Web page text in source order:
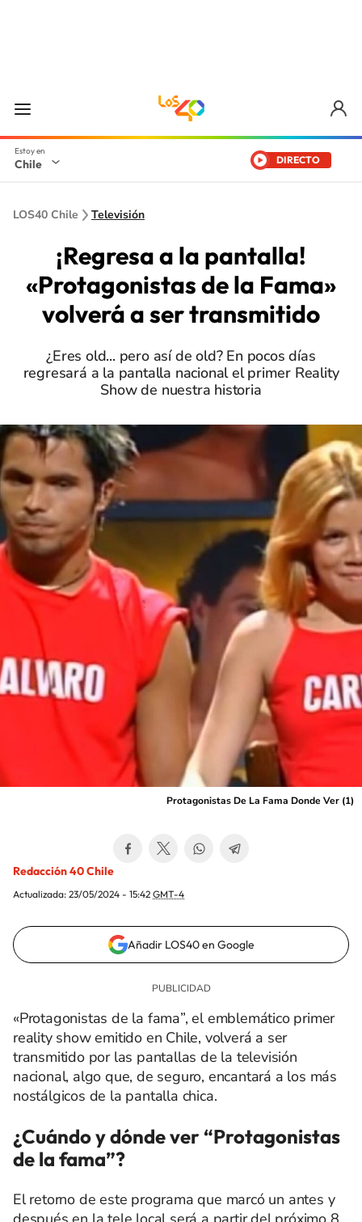
Chile DIRECTO
LOS40 Chile Televisión
¡Regresa a la pantalla!
«Protagonistas de la Fama»
volverá a ser transmitido
¿Eres old... pero así de old? En pocos días
regresará a la pantalla nacional el primer Reality
Show de nuestra historia
Protagonistas De La Fama Donde Ver (1)
Redacción 40 Chile
Actualizada: 23/05/2024 - 15:42 GMT-4
Añadir LOS40 en Google
«Protagonistas de la fama”, el emblemático primer
reality show emitido en Chile, volverá a ser
transmitido por las pantallas de la televisión
nacional, algo que, de seguro, encantará a los más
nostálgicos de la pantalla chica.
¿Cuándo y dónde ver “Protagonistas
de la fama”?
El retorno de este programa que marcó un antes y